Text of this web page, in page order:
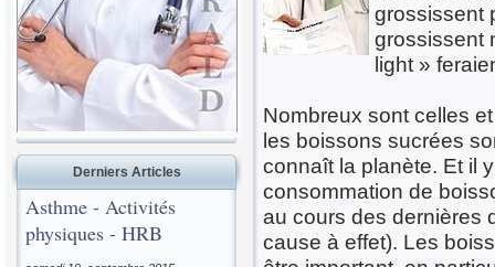
Derniers Articles
Asthme - Activités
physiques - HRB
grossissent
grossissent
light »
Nombreux sont celles
les boissons sucrées
connaît la planète. Et il
consommation de
au cours des dernières
cause à effet). Les